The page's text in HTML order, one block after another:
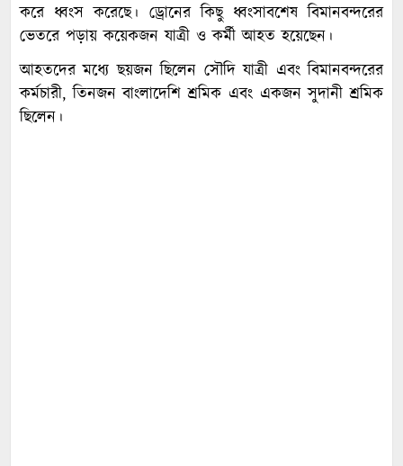
করে ধ্বংস করেছে। ড্রোনের কিছু ধ্বংসাবশেষ বিমানবন্দরের
ভেতরে পড়ায় কয়েকজন যাত্রী ও কর্মী আহত হয়েছেন।
আহতদের মধ্যে ছয়জন ছিলেন সৌদি যাত্রী এবং বিমানবন্দরের
কর্মচারী, তিনজন বাংলাদেশি শ্রমিক এবং একজন সুদানী শ্রমিক
ছিলেন।